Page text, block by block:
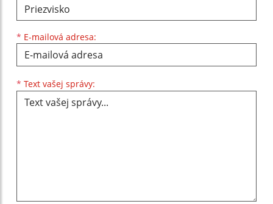
* E-mailová adresa:
* Text vašej správy: